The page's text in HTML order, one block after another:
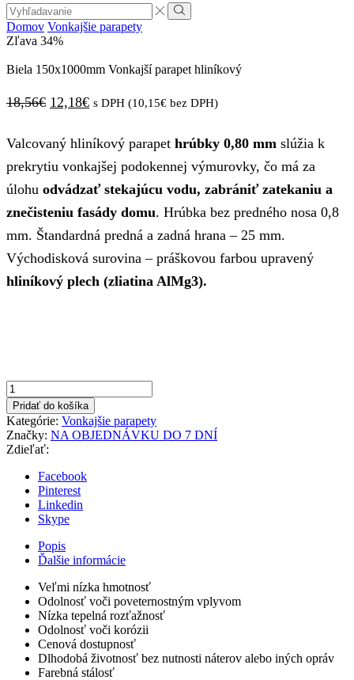
Search
input
Vyhľadávanie
Domov Vonkajšie parapety
Zľava 34%
Biela 150x1000mm Vonkajší parapet hliníkový
18,56€ Pôvodná
bola:
18,56€.
12,18€Aktuálna
je:
12,18€.
s DPH (10,15€ bez DPH)
Valcovaný hliníkový parapet hrúbky 0,80 mm slúžia k
prekrytiu vonkajšej podokennej výmurovky, čo má za
úlohu odvádzať stekajúcu vodu, zabrániť zatekaniu a
znečisteniu fasády domu. Hrúbka bez predného nosa 0,8
mm. Štandardná predná a zadná hrana – 25 mm.
Východisková surovina – práškovou farbou upravený
hliníkový plech (zliatina AlMg3).
množstvo
Biela
150x1000mm
Vonkajší
parapet
hliníkový
Pridať do košíka
Kategórie: Vonkajšie parapety
Značky: NA OBJEDNÁVKU DO 7 DNÍ
Zdieľať:
Facebook
Pinterest
Linkedin
Skype
Popis
Ďalšie informácie
Veľmi nízka hmotnosť
Odolnosť voči poveternostným vplyvom
Nízka tepelná rozťažnosť
Odolnosť voči korózii
Cenová dostupnosť
Dlhodobá životnosť bez nutnosti náterov alebo iných opráv
Farebná stálosť